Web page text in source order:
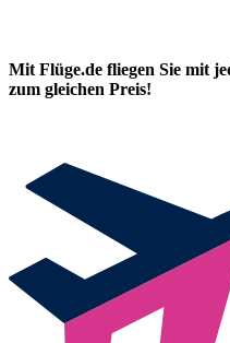
Mit Flüge.de fliegen Sie mit
zum gleichen Preis!